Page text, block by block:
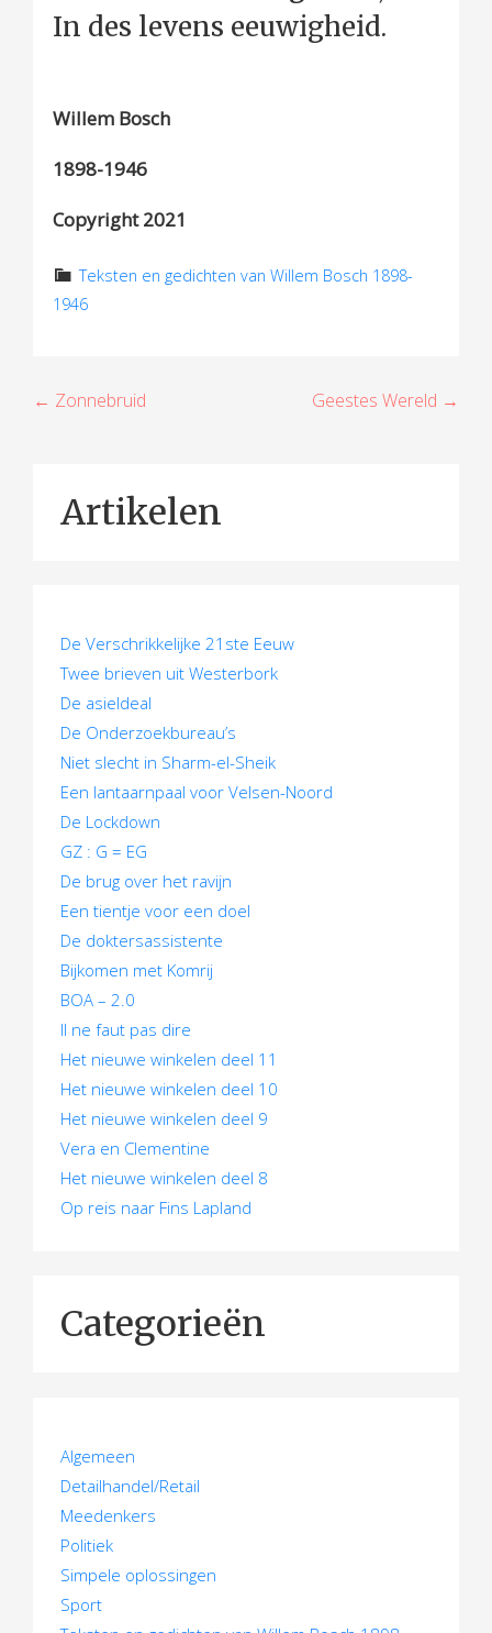
In des levens eeuwigheid.
Willem Bosch
1898-1946
Copyright 2021
Teksten en gedichten van Willem Bosch 1898-
1946
B
← Zonnebruid Geestes Wereld →
Artikelen
De Verschrikkelijke 21ste Eeuw
Twee brieven uit Westerbork
De asieldeal
De Onderzoekbureau’s
Niet slecht in Sharm-el-Sheik
Een lantaarnpaal voor Velsen-Noord
De Lockdown
GZ : G = EG
De brug over het ravijn
Een tientje voor een doel
De doktersassistente
Bijkomen met Komrij
BOA – 2.0
Il ne faut pas dire
Het nieuwe winkelen deel 11
Het nieuwe winkelen deel 10
Het nieuwe winkelen deel 9
Vera en Clementine
Het nieuwe winkelen deel 8
Op reis naar Fins Lapland
Categorieën
Algemeen
Detailhandel/Retail
Meedenkers
Politiek
Simpele oplossingen
Sport